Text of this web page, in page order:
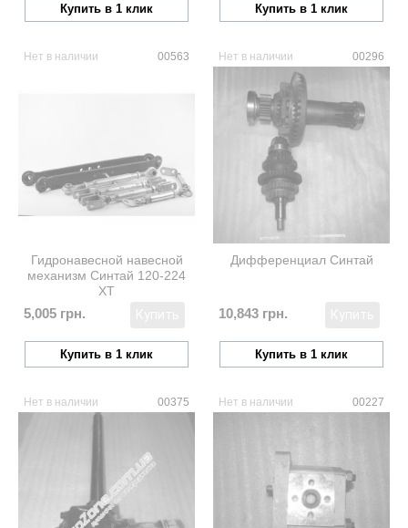
Купить в 1 клик Купить в 1 клик
Нет в наличии 00563
Гидронавесной навесной
механизм Синтай 120-224
XT
5,005 грн.
Купить в 1 клик
Нет в наличии 00296
Дифференциал Синтай
10,843 грн.
Купить в 1 клик
Нет в наличии 00375 Нет в наличии 00227